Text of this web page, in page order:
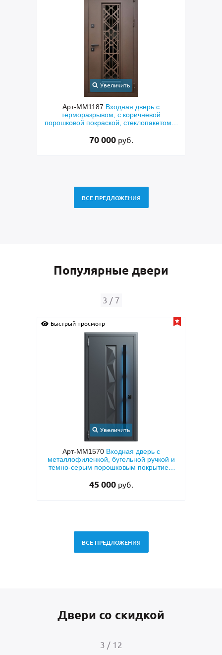
Увеличить
Арт-ММ1187 Входная дверь с
терморазрывом, с коричневой
порошковой покраской, стеклопакетом и
70 000 руб.
ВСЕ ПРЕДЛОЖЕНИЯ
Популярные двери
3 / 7
Быстрый просмотр
Увеличить
Арт-ММ1570 Входная дверь с
металлофиленкой, бугельной ручкой и
темно-серым порошковым покрытием
45 000 руб.
ВСЕ ПРЕДЛОЖЕНИЯ
Двери со скидкой
3 / 12